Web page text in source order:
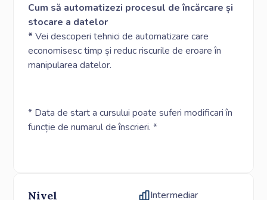
Cum să automatizezi procesul de încărcare și
stocare a datelor
*Vei descoperi tehnici de automatizare care
economisesc timp și reduc riscurile de eroare în
manipularea datelor.
* Data de start a cursului poate suferi modificari în
funcție de numarul de înscrieri. *
Nivel Intermediar